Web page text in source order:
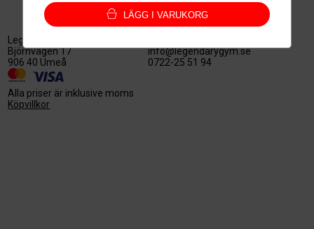
LÄGG I VARUKORG
Legendary Nord AB
Björnvägen 17
906 40 Umeå
info@legendarygym.se
0722-25 51 94
Alla priser är inklusive moms
Köpvillkor